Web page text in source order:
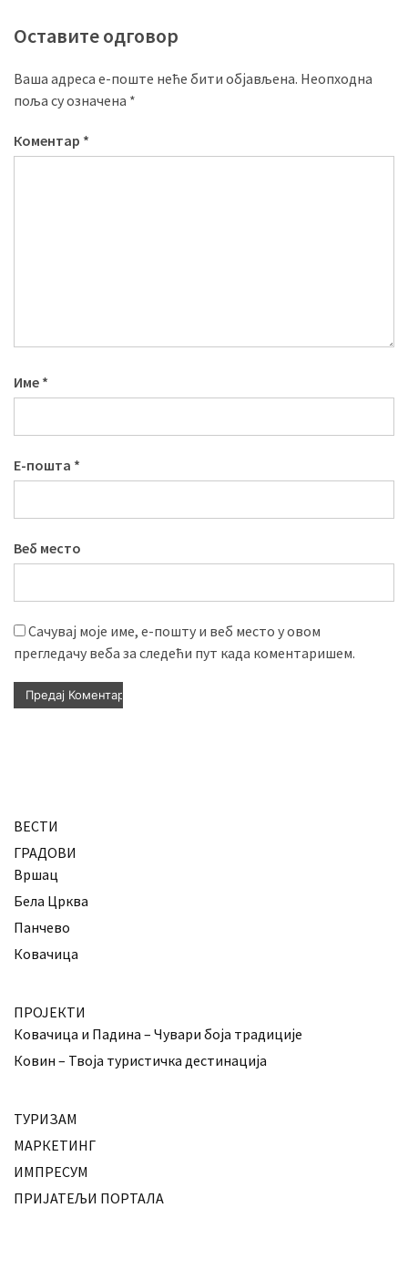
Оставите одговор
Ваша адреса е-поште неће бити објављена. Неопходна
поља су означена *
Коментар *
Име *
Е-пошта *
Веб место
Сачувај моје име, е-пошту и веб место у овом
прегледачу веба за следећи пут када коментаришем.
ВЕСТИ
ГРАДОВИ
Вршац
Бела Црква
Панчево
Ковачица
ПРОЈЕКТИ
Ковачица и Падина – Чувари боја традиције
Ковин – Твоја туристичка дестинација
ТУРИЗАМ
МАРКЕТИНГ
ИМПРЕСУМ
ПРИЈАТЕЉИ ПОРТАЛА